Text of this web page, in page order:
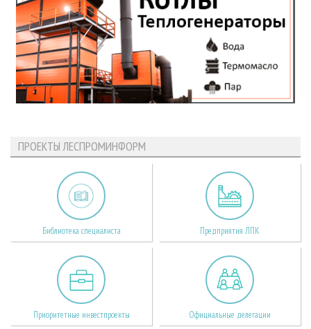
ПРОЕКТЫ ЛЕСПРОМИНФОРМ
Библиотека специалиста Предприятия ЛПК
Приоритетные инвестпроекты Официальные делегации